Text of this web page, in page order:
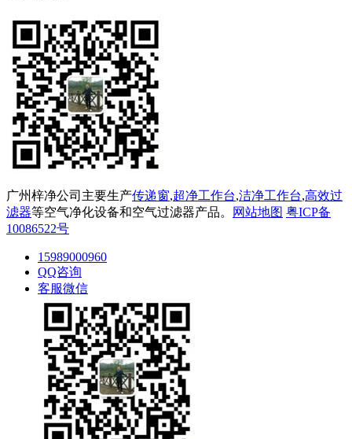
广州梓净公司主要生产传递窗,超净工作台,洁净工作台,高效过
滤器等空气净化设备和空气过滤器产品。 网站地图 粤ICP备
10086522号
15989000960
QQ咨询
客服微信